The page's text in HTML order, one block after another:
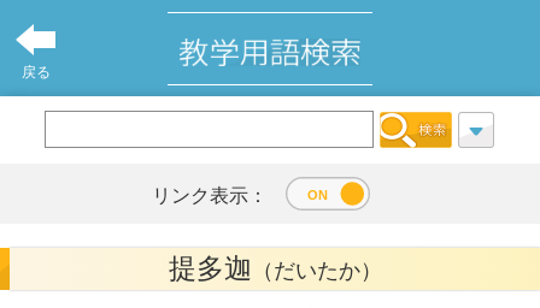
戻る
リンク表示：
提多迦 （だいたか）